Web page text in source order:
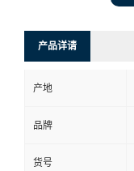
产品详请
产地
品牌
货号